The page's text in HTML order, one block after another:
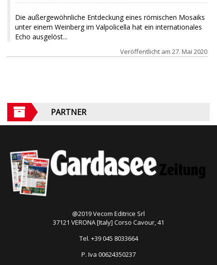
Die außergewöhnliche Entdeckung eines römischen Mosaiks
unter einem Weinberg im Valpolicella hat ein internationales
Echo ausgelöst...
Veröffentlicht am 27. Mai 2020
PARTNER
@2019 Vecom Editrice Srl
37121 VERONA [Italy] Corso Cavour, 41
Tel. +39 045 8033664
P. Iva 00624350237